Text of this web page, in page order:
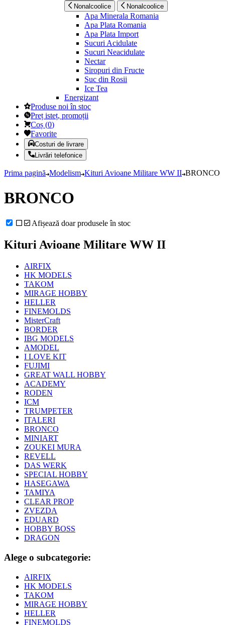
Nonalcoolice Nonalcoolice
Apa Minerala Romania
Apa Plata Romania
Apa Plata Import
Sucuri Acidulate
Sucuri Neacidulate
Nectar
Siropuri din Fructe
Suc din Rosii
Ice Tea
Energizant
Produse noi în stoc
Preț isteț, promoții
Coș (0)
Favorite
Costuri de livrare
Livrări telefonice
Prima pagină Modelism Kituri Avioane Militare WW II BRONCO
BRONCO
Afișează doar produsele în stoc
Kituri Avioane Militare WW II
AIRFIX
HK MODELS
TAKOM
MIRAGE HOBBY
HELLER
FINEMOLDS
MisterCraft
BORDER
IBG MODELS
AMODEL
I LOVE KIT
FUJIMI
GREAT WALL HOBBY
ACADEMY
RODEN
ICM
TRUMPETER
ITALERI
BRONCO
MINIART
ZOUKEI MURA
REVELL
DAS WERK
SPECIAL HOBBY
HASEGAWA
TAMIYA
CLEAR PROP
ZVEZDA
EDUARD
HOBBY BOSS
DRAGON
Alege o subcategorie:
AIRFIX
HK MODELS
TAKOM
MIRAGE HOBBY
HELLER
FINEMOLDS